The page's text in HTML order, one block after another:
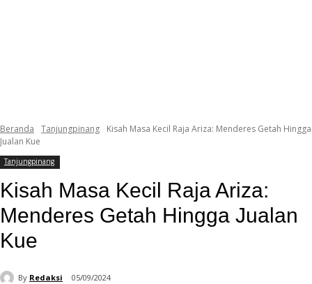
Beranda Tanjungpinang
Kisah Masa Kecil Raja Ariza: Menderes Getah Hingga
Jualan Kue
Tanjungpinang
Kisah Masa Kecil Raja Ariza:
Menderes Getah Hingga Jualan
Kue
By Redaksi 05/09/2024